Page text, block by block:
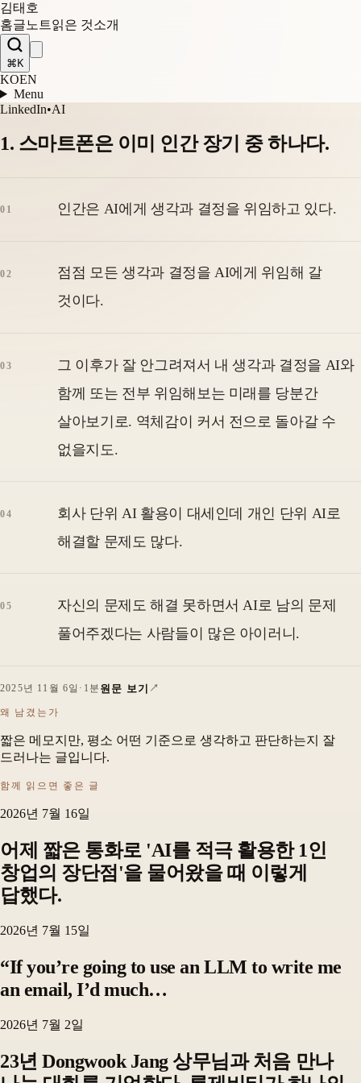
김태호
홈글 노트읽은 것소개
⌘K
KOEN
Menu
LinkedIn•AI
1. 스마트폰은 이미 인간 장기 중 하나다.
인간은 AI에게 생각과 결정을 위임하고 있다.
점점 모든 생각과 결정을 AI에게 위임해 갈
것이다.
그 이후가 잘 안그려져서 내 생각과 결정을 AI와
함께 또는 전부 위임해보는 미래를 당분간
살아보기로. 역체감이 커서 전으로 돌아갈 수
없을지도.
회사 단위 AI 활용이 대세인데 개인 단위 AI로
해결할 문제도 많다.
자신의 문제도 해결 못하면서 AI로 남의 문제
풀어주겠다는 사람들이 많은 아이러니.
2025년 11월 6일 · 1분 원문 보기
왜 남겼는가
짧은 메모지만, 평소 어떤 기준으로 생각하고 판단하는지 잘
드러나는 글입니다.
함께 읽으면 좋은 글
2026년 7월 16일
어제 짧은 통화로 'AI를 적극 활용한 1인
창업의 장단점'을 물어왔을 때 이렇게
답했다.
2026년 7월 15일
“If you’re going to use an LLM to write me
an email, I’d much…
2026년 7월 2일
23년 Dongwook Jang 상무님과 처음 만나